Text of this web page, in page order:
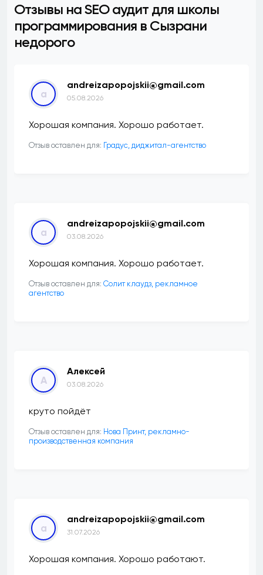
Отзывы на SEO аудит для школы
программирования в Сызрани
недорого
a
andreizapopojskii@gmail.com
05.08.2026
Хорошая компания. Хорошо работает.
Отзыв оставлен для: ​Градус, диджитал-агентство
a
andreizapopojskii@gmail.com
03.08.2026
Хорошая компания. Хорошо работает.
Отзыв оставлен для: Солит клаудз, рекламное
агентство
А
Алексей
03.08.2026
круто пойдёт
Отзыв оставлен для: Нова Принт, рекламно-
производственная компания
a
andreizapopojskii@gmail.com
31.07.2026
Хорошая компания. Хорошо работают.